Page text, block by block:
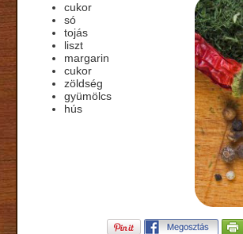
cukor
só
tojás
liszt
margarin
cukor
zöldség
gyümölcs
hús